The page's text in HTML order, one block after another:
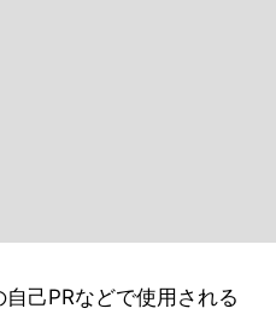
己PRなどで使用される